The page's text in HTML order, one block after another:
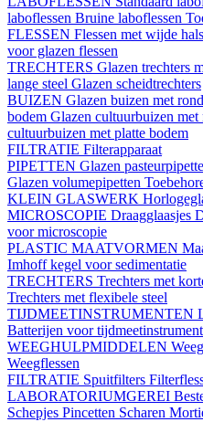
laboflessen Bruine laboflessen
FLESSEN Flessen met wijde hals
voor glazen flessen
TRECHTERS Glazen trechters
lange steel Glazen scheidtrechters
BUIZEN Glazen buizen met
bodem Glazen cultuurbuizen met
cultuurbuizen met platte bodem
FILTRATIE Filterapparaat
PIPETTEN Glazen
Glazen volumepipetten
KLEIN GLASWERK
MICROSCOPIE Draagglaasjes
voor microscopie
PLASTIC MAATVORMEN
Imhoff kegel voor sedimentatie
TRECHTERS Trechters met
Trechters met flexibele steel
TIJDMEETINSTRUMENTEN
Batterijen voor
WEEGHULPMIDDELEN
Weegflessen
FILTRATIE Spuitfilters
LABORATORIUMGEREI
Schepjes Pincetten Scharen